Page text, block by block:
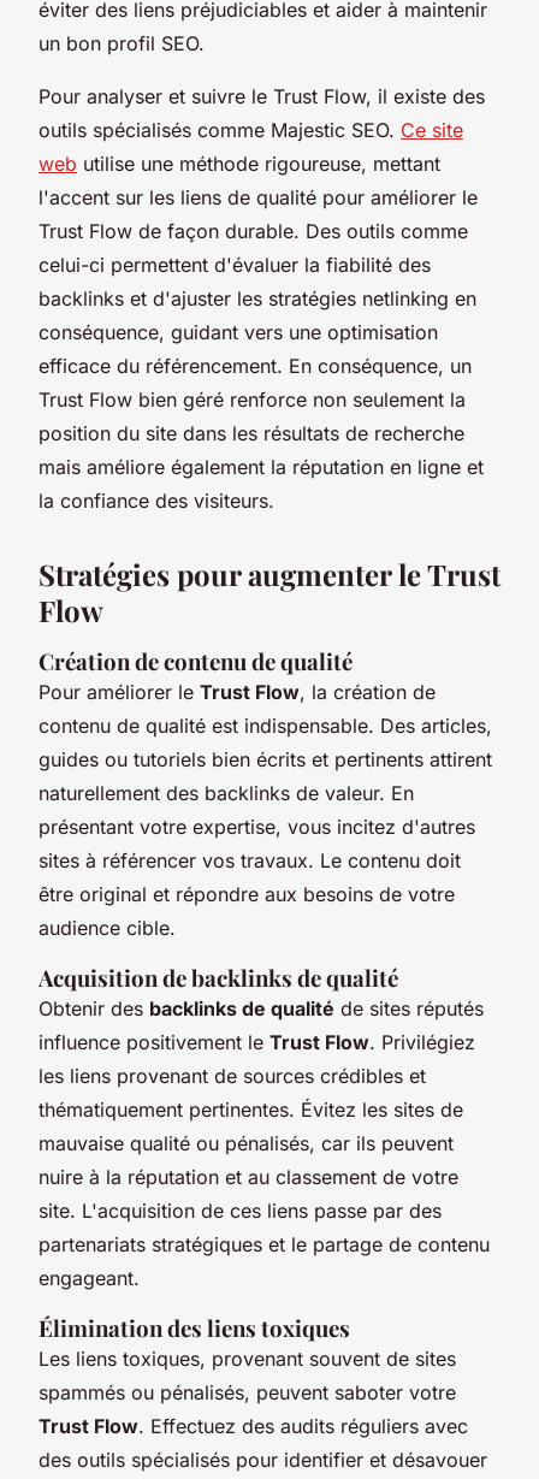
éviter des liens préjudiciables et aider à maintenir
un bon profil SEO.
Pour analyser et suivre le Trust Flow, il existe des
outils spécialisés comme Majestic SEO. Ce site
web utilise une méthode rigoureuse, mettant
l'accent sur les liens de qualité pour améliorer le
Trust Flow de façon durable. Des outils comme
celui-ci permettent d'évaluer la fiabilité des
backlinks et d'ajuster les stratégies netlinking en
conséquence, guidant vers une optimisation
efficace du référencement. En conséquence, un
Trust Flow bien géré renforce non seulement la
position du site dans les résultats de recherche
mais améliore également la réputation en ligne et
la confiance des visiteurs.
Stratégies pour augmenter le Trust
Flow
Création de contenu de qualité
Pour améliorer le Trust Flow, la création de
contenu de qualité est indispensable. Des articles,
guides ou tutoriels bien écrits et pertinents attirent
naturellement des backlinks de valeur. En
présentant votre expertise, vous incitez d'autres
sites à référencer vos travaux. Le contenu doit
être original et répondre aux besoins de votre
audience cible.
Acquisition de backlinks de qualité
Obtenir des backlinks de qualité de sites réputés
influence positivement le Trust Flow. Privilégiez
les liens provenant de sources crédibles et
thématiquement pertinentes. Évitez les sites de
mauvaise qualité ou pénalisés, car ils peuvent
nuire à la réputation et au classement de votre
site. L'acquisition de ces liens passe par des
partenariats stratégiques et le partage de contenu
engageant.
Élimination des liens toxiques
Les liens toxiques, provenant souvent de sites
spammés ou pénalisés, peuvent saboter votre
Trust Flow. Effectuez des audits réguliers avec
des outils spécialisés pour identifier et désavouer